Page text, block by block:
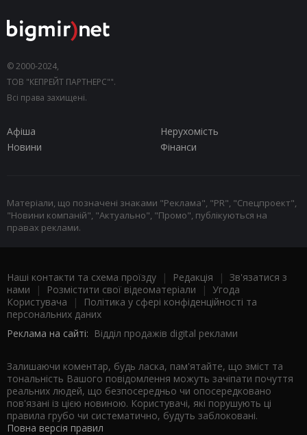
© 2000-2024,
ТОВ "КЕПРЕЙТ ПАРТНЕРС"".
Всі права захищені.
Афіша
Нерухомість
Новини
Фінанси
Матеріали, що позначені знаками "Реклама", "PR", "Спецпроект",
"Новини компаній", "Актуально", "Промо", публікуються на
правах реклами.
Наші контакти та схема проїзду | Редакція | Зв'язатися з
нами | Розмістити свої відеоматеріали | Угода
Користувача |
Політика у сфері конфіденційності та
персональних даних
Реклама на сайті: Відділ продажів digital реклами
Залишаючи коментар, будь ласка, пам'ятайте, що зміст та
тональність Вашого повідомлення можуть зачіпати почуття
реальних людей, що безпосередньо чи опосередковано
пов'язані із цією новиною. Користувачі, які порушують ці
правила грубо чи систематично, будуть заблоковані.
Повна версія правил